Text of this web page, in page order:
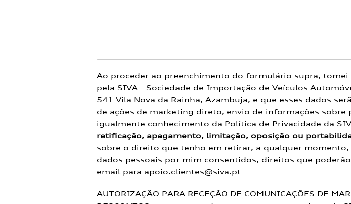
Ao proceder ao preenchimento do formulário supra,
pela SIVA - Sociedade de Importação de Veículos
541 Vila Nova da Rainha, Azambuja, e que esses dados
de ações de marketing direto, envio de informações
igualmente conhecimento da Política de Privacidade da
retificação, apagamento, limitação, oposição ou
sobre o direito que tenho em retirar, a qualquer
dados pessoais por mim consentidos, direitos que
email para apoio.clientes@siva.pt
AUTORIZAÇÃO PARA RECEÇÃO DE COMUNICAÇÕES DE